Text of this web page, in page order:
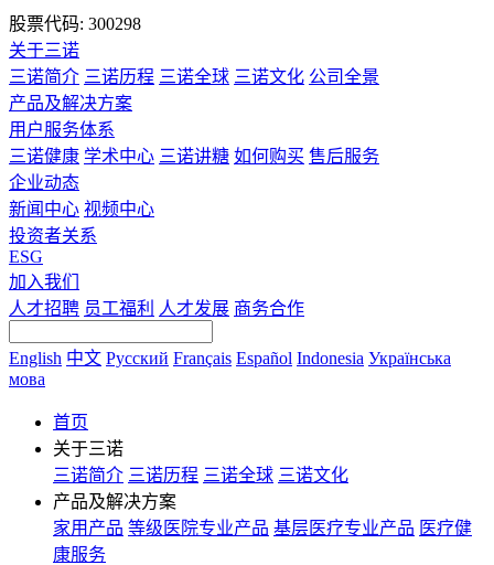
股票代码: 300298
关于三诺
三诺简介 三诺历程 三诺全球 三诺文化 公司全景
产品及解决方案
用户服务体系
三诺健康 学术中心 三诺讲糖 如何购买 售后服务
企业动态
新闻中心 视频中心
投资者关系
ESG
加入我们
人才招聘 员工福利 人才发展 商务合作
English 中文 Русский Français Español Indonesia Українська
мова
首页
关于三诺
三诺简介 三诺历程 三诺全球 三诺文化
产品及解决方案
家用产品 等级医院专业产品 基层医疗专业产品 医疗健
康服务